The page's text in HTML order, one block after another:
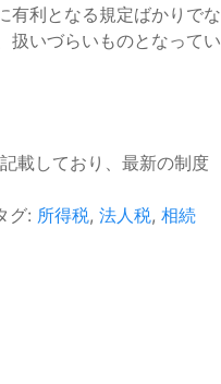
有利となる規定ばかりでな
扱いづらいものとなってい
載しており、最新の制度
: 所得税, 法人税, 相続